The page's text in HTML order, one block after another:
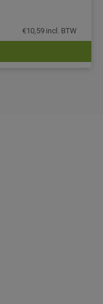
DETAILS
€10,59 incl. BTW